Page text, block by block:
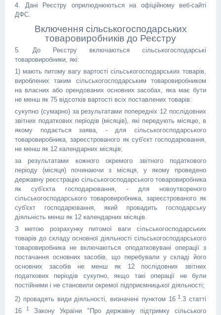
4. Дані Реєстру оприлюднюються на офіційному веб-сайті
ДФС.
Включення сільськогосподарських
товаровиробників до Реєстру
5. До Реєстру включаються сільськогосподарські
товаровиробники, які:
1) мають питому вагу вартості сільськогосподарських товарів,
вироблених таким сільськогосподарським товаровиробником
на власних або орендованих основних засобах, яка має бути
не менш як 75 відсотків вартості всіх поставлених товарів:
сукупно (сумарно) за результатами попередніх 12 послідовних
звітних податкових періодів (місяців), які передують місяцю, в
якому подається заява, - для сільськогосподарського
товаровиробника, зареєстрованого як суб'єкт господарювання,
не менш як 12 календарних місяців;
за результатами кожного окремого звітного податкового
періоду (місяця) починаючи з місяця, у якому проведено
державну реєстрацію сільськогосподарського товаровиробника
як суб'єкта господарювання, - для новоутвореного
сільськогосподарського товаровиробника, зареєстрованого як
суб'єкт господарювання, який провадить господарську
діяльність менш як 12 календарних місяців.
З метою розрахунку питомої ваги сільськогосподарських
товарів до складу основної діяльності сільськогосподарського
товаровиробника не включаються оподатковувані операції з
постачання основних засобів, що перебували у складі його
основних засобів не менш як 12 послідовних звітних
податкових періодів сукупно, якщо такі операції не були
постійними і не становили окремої підприємницької діяльності;
2) провадять види діяльності, визначені пунктом 161 .3 статті
16 1
Закону України "Про державну підтримку сільського